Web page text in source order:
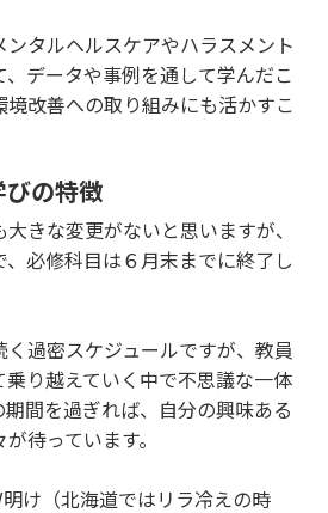
タルヘルスケアやハラスメント
データや事例を通して学んだこ
境改善への取り組みにも活かすこ
びの特徴
きな変更がないと思いますが、
必修科目は６月末までに終了し
過密スケジュールですが、教員
乗り越えていく中で不思議な一体
間を過ぎれば、自分の興味ある
待っています。
け（北海道ではリラ冷えの時